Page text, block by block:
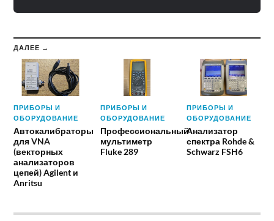
ДАЛЕЕ →
ПРИБОРЫ И
ОБОРУДОВАНИЕ
Автокалибраторы
для VNA
(векторных
анализаторов
цепей) Agilent и
Anritsu
ПРИБОРЫ И
ОБОРУДОВАНИЕ
Профессиональный
мультиметр
Fluke 289
ПРИБОРЫ И
ОБОРУДОВАНИЕ
Анализатор
спектра Rohde &
Schwarz FSH6